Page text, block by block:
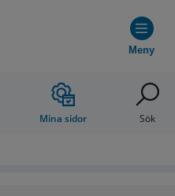
Meny
Mina sidor Sök